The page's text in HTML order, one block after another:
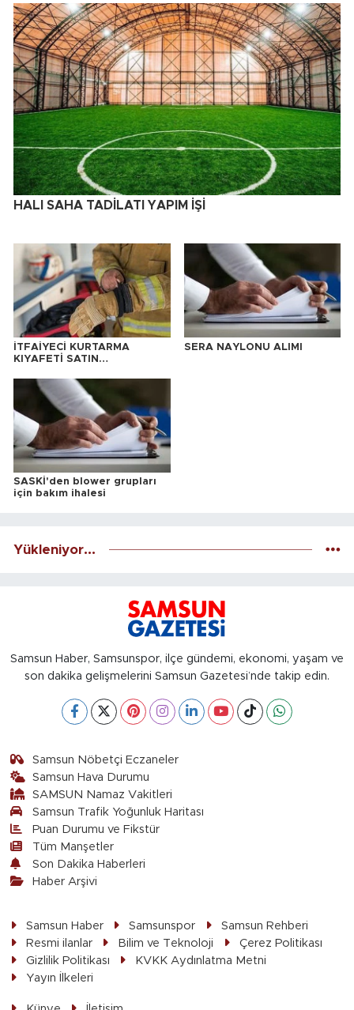
HALI SAHA TADİLATI YAPIM İŞİ
İTFAİYECİ KURTARMA
KIYAFETİ SATIN
SERA NAYLONU ALIMI
SASKİ'den blower grupları
için bakım ihalesi
Yükleniyor...
Samsun Haber, Samsunspor, ilçe gündemi, ekonomi, yaşam ve
son dakika gelişmelerini Samsun Gazetesi’nde takip edin.
Samsun Nöbetçi Eczaneler
Samsun Hava Durumu
SAMSUN Namaz Vakitleri
Samsun Trafik Yoğunluk Haritası
Puan Durumu ve Fikstür
Tüm Manşetler
Son Dakika Haberleri
Haber Arşivi
Samsun Haber Samsunspor
Samsun Rehberi
Resmi ilanlar
Bilim ve Teknoloji
Çerez Politikası
Gizlilik Politikası
KVKK Aydınlatma Metni
Yayın İlkeleri